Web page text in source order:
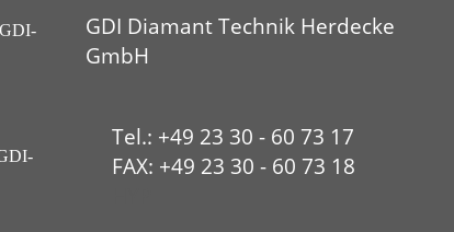
GDI Diamant Technik Herdecke
GmbH
Tel.: +49 23 30 - 60 73 17
FAX: +49 23 30 - 60 73 18